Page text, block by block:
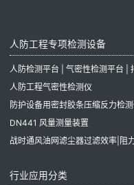
人防工程专项检测设备
人防检测平台 | 气密性检测平台 |
人防工程气密性检测仪
防护设备用密封胶条压缩反力检
DN441 风量测量装置
战时通风油网滤尘器过滤效率|阻
行业应用分类